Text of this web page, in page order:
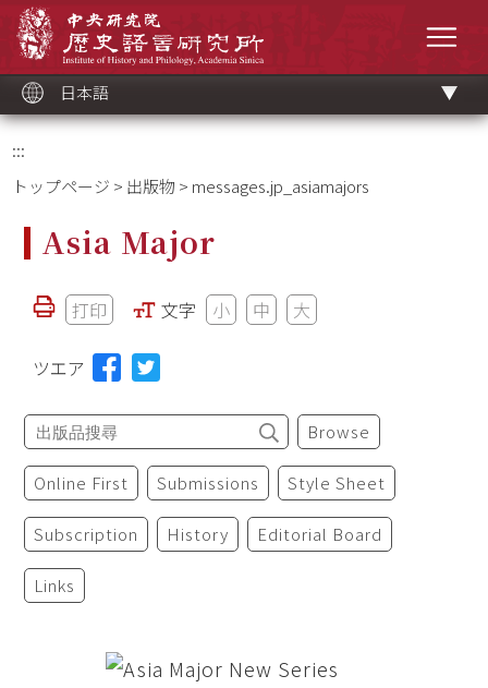
ッ
ク
日本語
:::
トップページ > 出版物 > messages.jp_asiamajors
Asia Major
打印 文字 小 中 大
ツエア
Browse
Online First Submissions Style Sheet
Subscription History Editorial Board
Links